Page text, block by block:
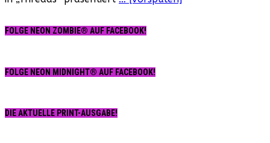
FOLGE NEON ZOMBIE® AUF FACEBOOK!
FOLGE NEON MIDNIGHT® AUF FACEBOOK!
DIE AKTUELLE PRINT-AUSGABE!